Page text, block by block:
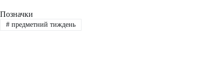
Позначки
#предметний тиждень